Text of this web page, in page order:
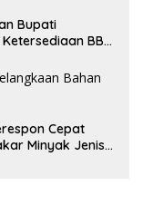
Bupati
BBM
Cepat
Minyak Jenis